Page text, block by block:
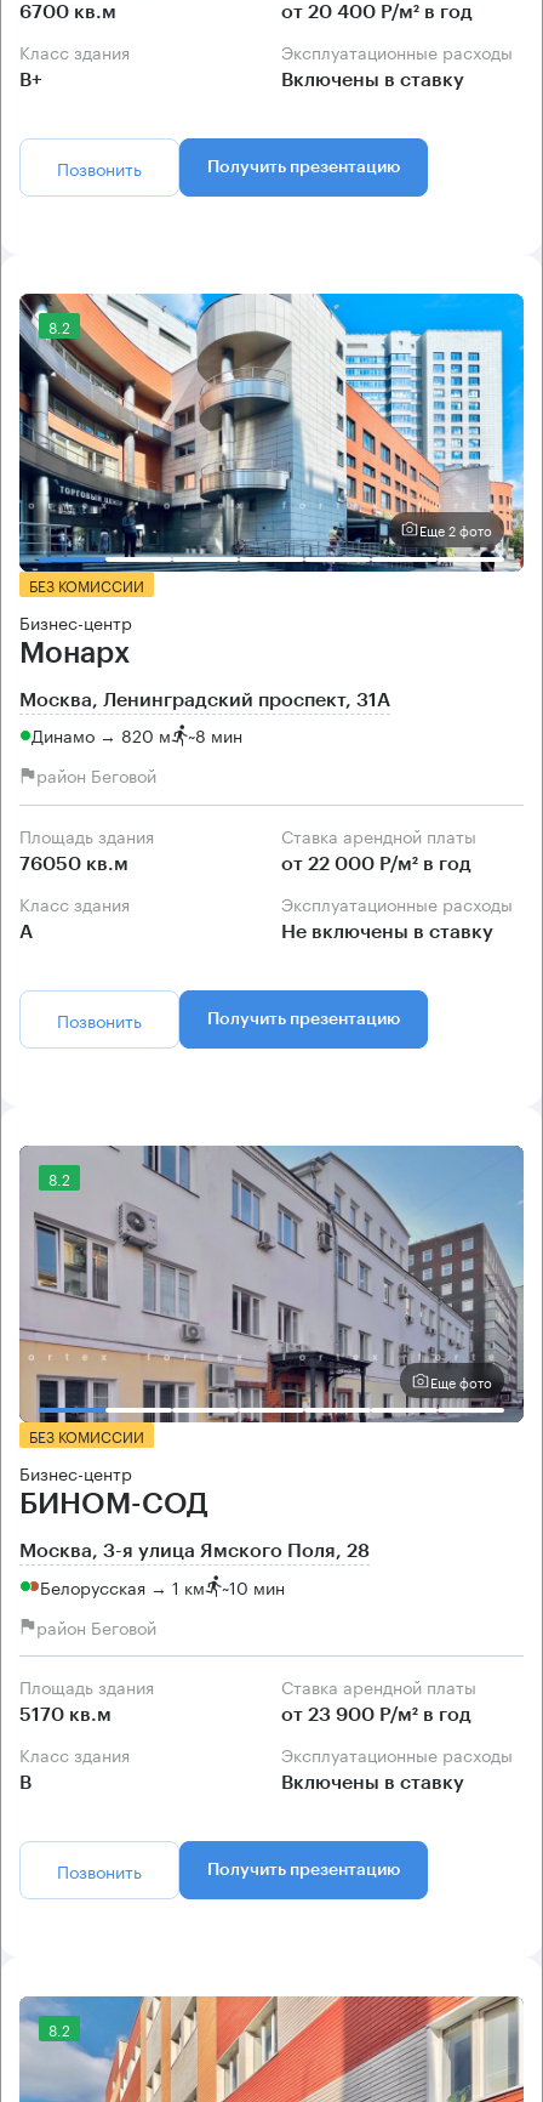
6700 кв.м от 20 400 Р/м² в год
Класс здания
B+
Эксплуатационные расходы
Включены в ставку
Позвонить Получить презентацию
8.2
Еще 2 фото
БЕЗ КОМИССИИ
Бизнес-центр
Монарх
Москва, Ленинградский проспект, 31А
Динамо → 820 м ~8 мин
район Беговой
Площадь здания
76050 кв.м
Ставка арендной платы
от 22 000 Р/м² в год
Класс здания
А
Эксплуатационные расходы
Не включены в ставку
Позвонить Получить презентацию
8.2
Еще фото
БЕЗ КОМИССИИ
Бизнес-центр
БИНОМ-СОД
Москва, 3-я улица Ямского Поля, 28
Белорусская → 1 км ~10 мин
район Беговой
Площадь здания
5170 кв.м
Ставка арендной платы
от 23 900 Р/м² в год
Класс здания
B
Эксплуатационные расходы
Включены в ставку
Позвонить Получить презентацию
8.2